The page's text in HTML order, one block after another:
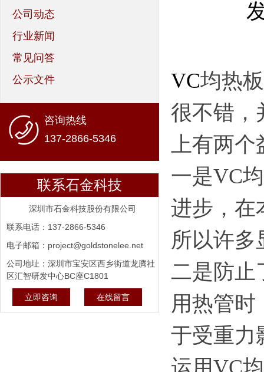
公司动态
行业新闻
常见问答
公示文件
咨询热线
137-2866-5346
联系石金科技
深圳市石金科技股份有限公司
联系电话：137-2866-5346
电子邮箱：project@goldstonelee.net
公司地址：深圳市宝安区西乡街道龙腾社
区汇智研发中心BC座C1801
立即咨询 在线留言
VC均热
很不错，
上有两
一是VC
进步，在
所以许多
二是防止
用热管时
于受重力
运用VC